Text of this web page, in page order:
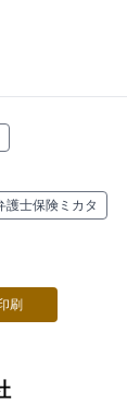
護士保険ミカタ
刷